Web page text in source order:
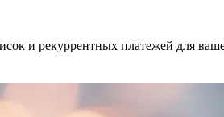
и рекуррентных платежей для